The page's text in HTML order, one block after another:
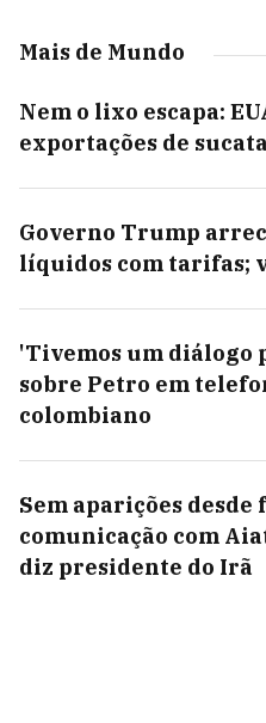
Mais de Mundo
Nem o lixo escapa:
exportações de
Governo Trump
líquidos com tarifas;
'Tivemos um diálogo
sobre Petro em
colombiano
Sem aparições
comunicação com
diz presidente do Irã